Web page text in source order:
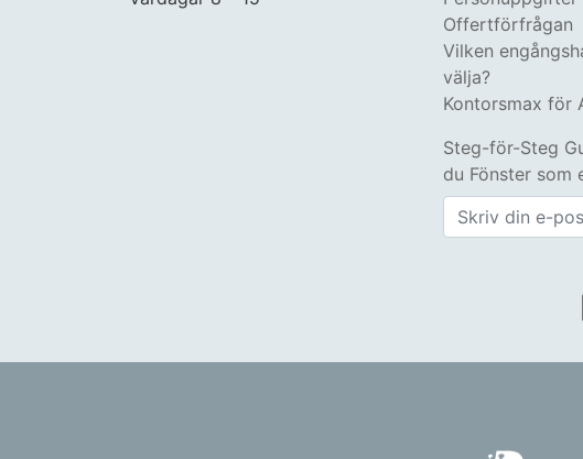
Offertförfrågan
Vilken
välja?
Kontorsmax för
Steg-för-Steg
du Fönster som